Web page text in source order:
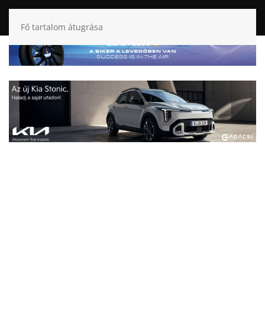
Fő tartalom átugrása